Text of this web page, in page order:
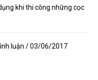
khi thi công những cọc
luận / 03/06/2017